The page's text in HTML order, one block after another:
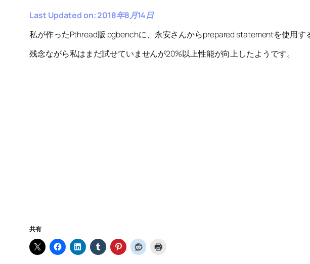
Last Updated on: 2018年8月14日
私が作ったPthread版 pgbenchに、永安さんからprepared statementを使用す
残念ながら私はまだ試せていませんが20%以上性能が向上したようです。
共有